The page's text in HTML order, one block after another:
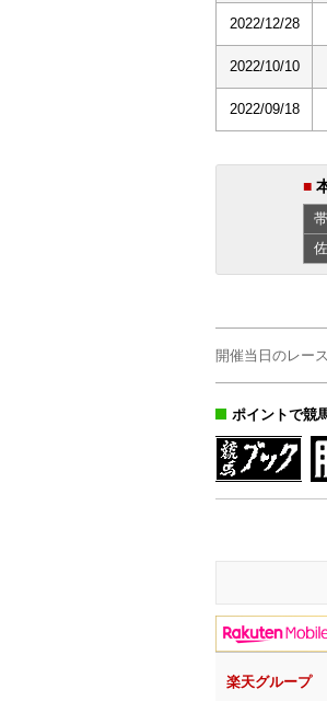
2022/12/28
2022/10/10
2022/09/18
■
開催当日のレー
ポイントで競
楽天グループ